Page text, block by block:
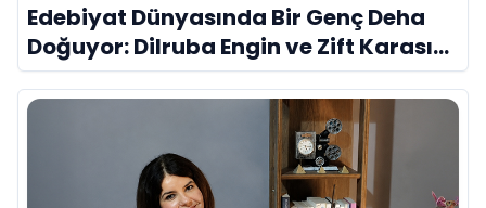
Edebiyat Dünyasında Bir Genç Deha
Doğuyor: Dilruba Engin ve Zift Karası
Evreni ‘AVENOİR’